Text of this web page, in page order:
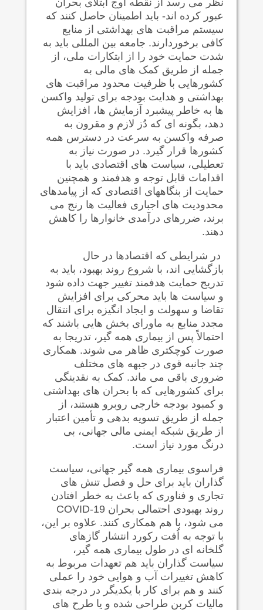
عبور کرده اند- باید اطمینان حاصل کنند که
سیستم مراقبت های بهداشتی از منابع
کافی برخوردارند. جامعه بین المللی باید به
شدت حمایت خود را از ابتکارات ملی، از
جمله از طریق کمک های مالی به
کشورهایی با ظرفیت محدود مراقبت های
بهداشتی و هدایت بودجه برای تولید واکسن
ها به خاطر پیشبرد آزمایش ها، افزایش
دهد، بگونه ای که دُز لازم و مقرون به
صرفه واکسن به سرعت در دسترس همه
کشورها قرار گیرد. در صورت نیاز به
تعطیلی، سیاست های اقتصادی باید با
اقدامات قابل توجه و هدفمند و همچنین
حمایت از بنگاههای اقتصادی که از پیامدهای
محدودیت های اجباری فعالیت ها رنج می
برند، ضررهای درآمدی خانوارها را کاهش
دهند.
در شرایطی که اقتصادها در حال
بازگشایی اند، با شروع روند بهبود، باید به
تدریج حمایت هدفمند تغییر جهت داده شود
و سیاست ها باید محرکی برای افزایش
تقاضا و سهولت و ایجاد انگیزه برای انتقال
مجدد منابع به ماورای بخش هایی باشند که
احتمالاً پس از بیماری همه گیر، تدریجا به
صورت کوچکتری ظاهر می شوند. همکاری
چند جانبه قوی در جبهه های مختلف
ضروری باقی می ماند. کمک به نقدینگی
برای کشورهایی که با بحران های بهداشتی
و کمبود بودجه خارجی روبرو هستند، از
جمله از طریق تسویه بدهی و تأمین اعتبار
از طریق شبکه ایمنی مالی جهانی، بی
درنگ مورد نیاز است.
فراسوی بیماری همه گیر جهانی، سیاست
گذاران باید برای حل و فصل تنش های
تجاری و فناوری که باعث به خطر افتادن
روند بهبودی احتمالی بحران COVID-19
می شود، با هم همکاری کنند. علاوه بر این،
با توجه به اُفت رکورد انتشار گازهای
گلخانه ای در طول بیماری همه گیر،
سیاست گذاران باید هم تعهدات مربوط به
کاهش تغییرات آب و هوایی خود را عملی
کنند و هم برای کار با یکدیگر در درجه بندی
مالیات کربن طراحی شده و یا طرح های